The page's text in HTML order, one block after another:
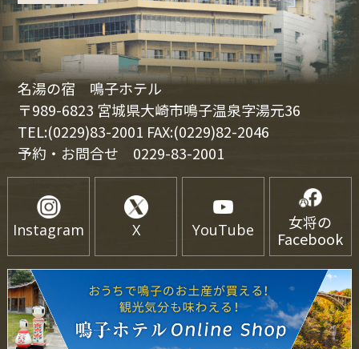
名湯の宿 鳴子ホテル
〒989-6823 宮城県大崎市鳴子温泉字湯元36
TEL:(0229)83-2001 FAX:(0229)82-2046
予約・お問合せ 0229-83-2001
Instagram X YouTube
女将の
Facebook